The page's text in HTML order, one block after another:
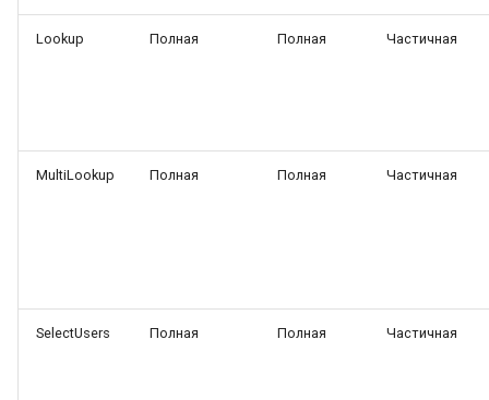
Lua в смарт-скриптах
NLP API в скриптах
Exchange — диагностика
Ресурсы — настройка
Lookup Полная Полная Частичная
MultiLookup Полная Полная Частичная
SelectUsers Полная Полная Частичная